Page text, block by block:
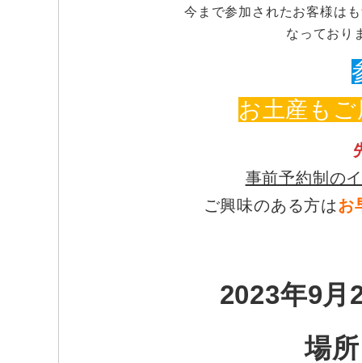
今まで参加されたお客様は
なっており
お土産も
事前予約制の
ご興味のある方はお
2023年9
場